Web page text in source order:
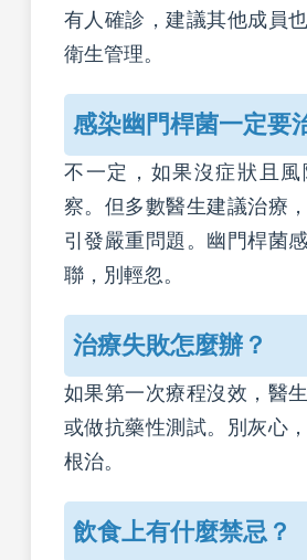
有人確診，建議其他成員
衛生管理。
感染幽門桿菌一定要
不一定，如果沒症狀且
察。但多數醫生建議治療
引發嚴重問題。幽門桿菌
聯，別輕忽。
治療失敗怎麼辦？
如果第一次療程沒效，醫
或做抗藥性測試。別灰心
根治。
飲食上有什麼禁忌？